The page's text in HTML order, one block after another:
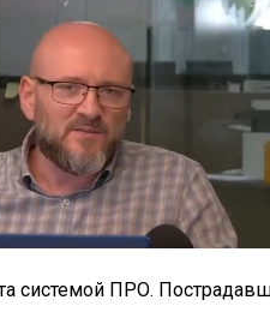
системой ПРО.